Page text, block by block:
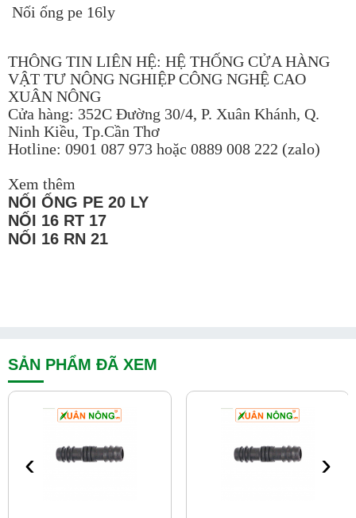
Nối ống pe 16ly
THÔNG TIN LIÊN HỆ: HỆ THỐNG CỬA HÀNG
VẬT TƯ NÔNG NGHIỆP CÔNG NGHỆ CAO
XUÂN NÔNG
Cửa hàng: 352C Đường 30/4, P. Xuân Khánh, Q.
Ninh Kiều, Tp.Cần Thơ
Hotline: 0901 087 973 hoặc 0889 008 222 (zalo)
Xem thêm
NỐI ỐNG PE 20 LY
NỐI 16 RT 17
NỐI 16 RN 21
SẢN PHẨM ĐÃ XEM
‹ ›